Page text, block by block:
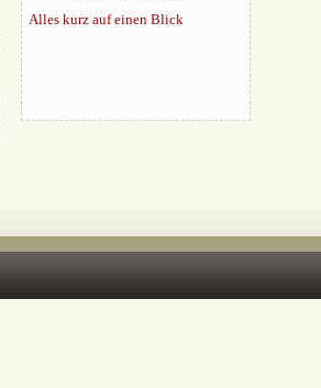
Alles kurz auf einen Blick